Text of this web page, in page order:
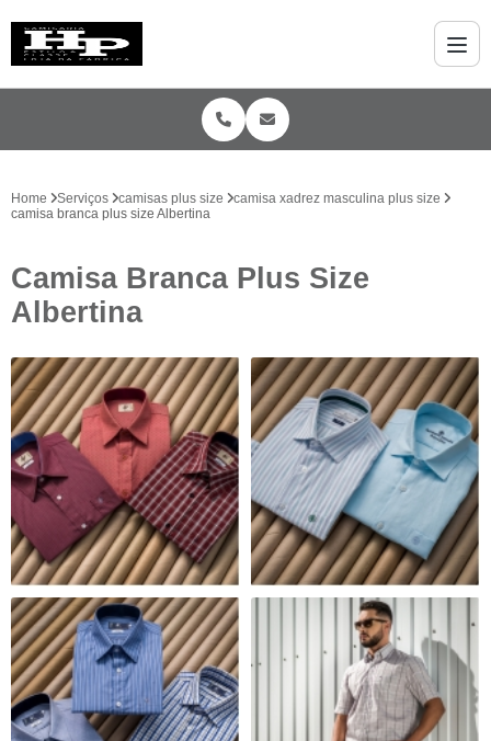
Home Serviços camisas plus size
camisa xadrez masculina plus size
camisa branca plus size Albertina
Camisa Branca Plus Size
Albertina